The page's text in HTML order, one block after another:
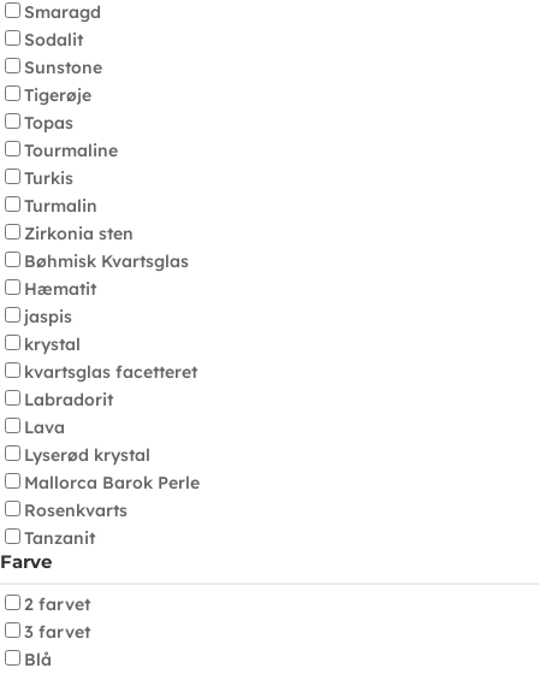
Smaragd
Sodalit
Sunstone
Tigerøje
Topas
Tourmaline
Turkis
Turmalin
Zirkonia sten
Bøhmisk Kvartsglas
Hæmatit
jaspis
krystal
kvartsglas facetteret
Labradorit
Lava
Lyserød krystal
Mallorca Barok Perle
Rosenkvarts
Tanzanit
Farve
2 farvet
3 farvet
Blå